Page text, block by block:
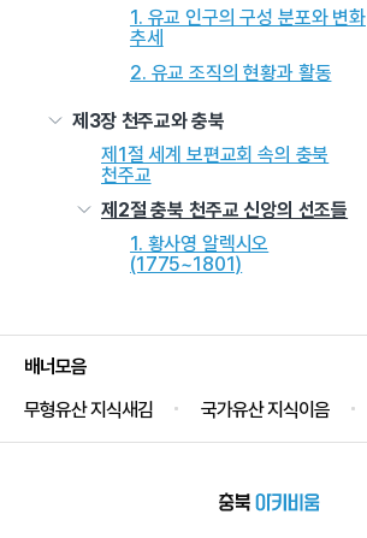
1. 유교 인구의 구성 분포와 변화
추세
2. 유교 조직의 현황과 활동
제3장 천주교와 충북
제1절 세계 보편교회 속의 충북
천주교
제2절 충북 천주교 신앙의 선조들
1. 황사영 알렉시오
(1775~1801)
3. 가경자 최양업 토마스 신부
任加彌, 1869~1947) 신부
5. 홍병철 루카 신부
6. 하느님의 종 윤의병 바오로
신부(1889~1950)
이전 글
배너모음
무형유산 지식새김
국가유산 지식이음